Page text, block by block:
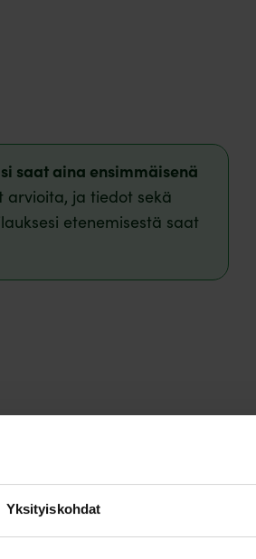
Yksityiskohdat
saat aina ensimmäisenä
arvioita, ja tiedot sekä
etenemisestä saat